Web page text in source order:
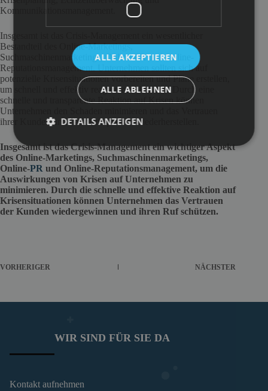
Kommunikationsmanagement.
Insgesamt ist das Crisis-Management ein wesentlicher
Bestandteil des Online-Marketings,
Suchmaschinenmarketings, Online-PR und Online-
Reputationsmanagement. Unternehmen sollten sich auf
potenzielle Krisensituationen vorbereiten und Pläne erstellen,
um schnell und effektiv reagieren zu können. Durch eine
schnelle und transparente Reaktion auf Krisen können
Unternehmen den Schaden minimieren und das Vertrauen
ihrer Kunden und Geschäftspartner wiederherstellen.
Insgesamt ist das Crisis-Management ein wichtiger Aspekt
des Online-Marketings, Suchmaschinenmarketings,
Online-PR und Online-Reputationsmanagement, um die
Auswirkungen von Krisen auf Unternehmen zu
minimieren. Durch die schnelle und effektive Reaktion auf
Krisensituationen können Unternehmen das Vertrauen
der Kunden wiedergewinnen und ihren Ruf schützen.
VORHERIGER NÄCHSTER
WIR SIND FÜR SIE DA
Kontakt aufnehmen
ALLE AKZEPTIEREN
ALLE ABLEHNEN
DETAILS ANZEIGEN